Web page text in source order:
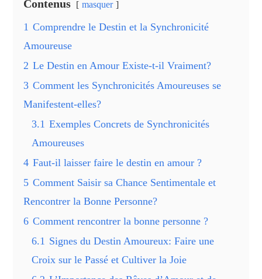
Contenus masquer
1 Comprendre le Destin et la Synchronicité
Amoureuse
2 Le Destin en Amour Existe-t-il Vraiment?
3 Comment les Synchronicités Amoureuses se
Manifestent-elles?
3.1 Exemples Concrets de Synchronicités
Amoureuses
4 Faut-il laisser faire le destin en amour ?
5 Comment Saisir sa Chance Sentimentale et
Rencontrer la Bonne Personne?
6 Comment rencontrer la bonne personne ?
6.1 Signes du Destin Amoureux: Faire une
Croix sur le Passé et Cultiver la Joie